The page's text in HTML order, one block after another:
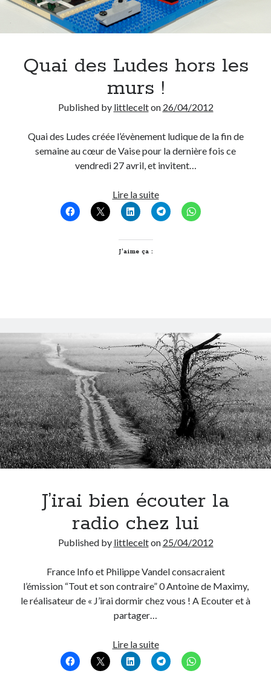
Quai des Ludes hors les
murs !
Published by littlecelton 26/04/2012
Quai des Ludes créée l’évènement ludique de la fin de
semaine au cœur de Vaise pour la dernière fois ce
vendredi 27 avril, et invitent…
Lire la suiteQuai
des
Ludes
J’aime ça :
J’irai bien écouter la
radio chez lui
Published by littlecelton 25/04/2012
France Info et Philippe Vandel consacraient
l’émission “Tout et son contraire” 0 Antoine de Maximy,
le réalisateur de « J’irai dormir chez vous ! A Ecouter et à
partager…
Lire la suiteJ’irai
bien
écouter